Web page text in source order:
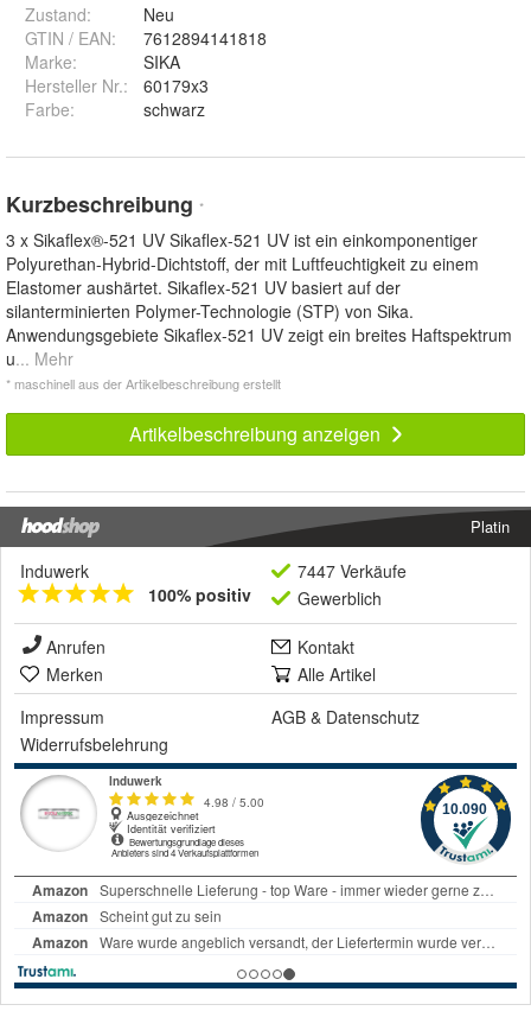
Zustand:
Neu
GTIN / EAN:
7612894141818
Marke:
SIKA
Hersteller Nr.:
60179x3
Farbe: schwarz
Kurzbeschreibung *
3 x Sikaflex®-521 UV Sikaflex-521 UV ist ein einkomponentiger
Polyurethan-Hybrid-Dichtstoff, der mit Luftfeuchtigkeit zu einem
Elastomer aushärtet. Sikaflex-521 UV basiert auf der
silanterminierten Polymer-Technologie (STP) von Sika.
Anwendungsgebiete Sikaflex-521 UV zeigt ein breites Haftspektrum
u... Mehr
* maschinell aus der Artikelbeschreibung erstellt
Artikelbeschreibung anzeigen
Platin
Induwerk
100% positiv
7447 Verkäufe
Gewerblich
Anrufen
Kontakt
Merken
Alle Artikel
Impressum
AGB & Datenschutz
Widerrufsbelehrung